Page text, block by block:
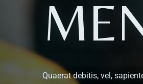
Quaerat debitis, vel,